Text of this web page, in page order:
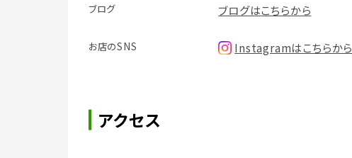
ブログ ブログはこちらから
お店のSNS Instagramはこちらから
アクセス